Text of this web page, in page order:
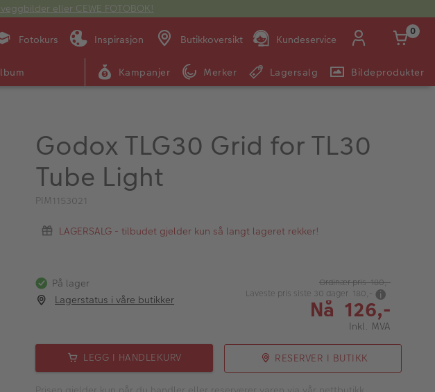
eller CEWE FOTOBOK!
Fotokurs Inspirasjon Butikkoversikt Kundeservice
Man -
09:00 -
14:00 -
0
Kampanjer Merker Lagersalg Bildeprodukter
Godox TLG30 Grid for TL30
Tube Light
PIM1153021
LAGERSALG - tilbudet gjelder kun så langt lageret rekker!
På lager
Lagerstatus i våre butikker
Ordinær pris 180,-
Laveste pris siste 30 dager 180,-
Nå 126,-
Inkl. MVA
LEGG I HANDLEKURV RESERVER I BUTIKK